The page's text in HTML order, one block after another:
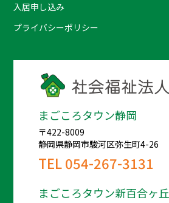
入居申し込み
プライバシーポリシー
まごころタウン静岡
〒422-8009
静岡県静岡市駿河区弥生町4-26
TEL054-267-3131
まごころタウン新百合ヶ丘